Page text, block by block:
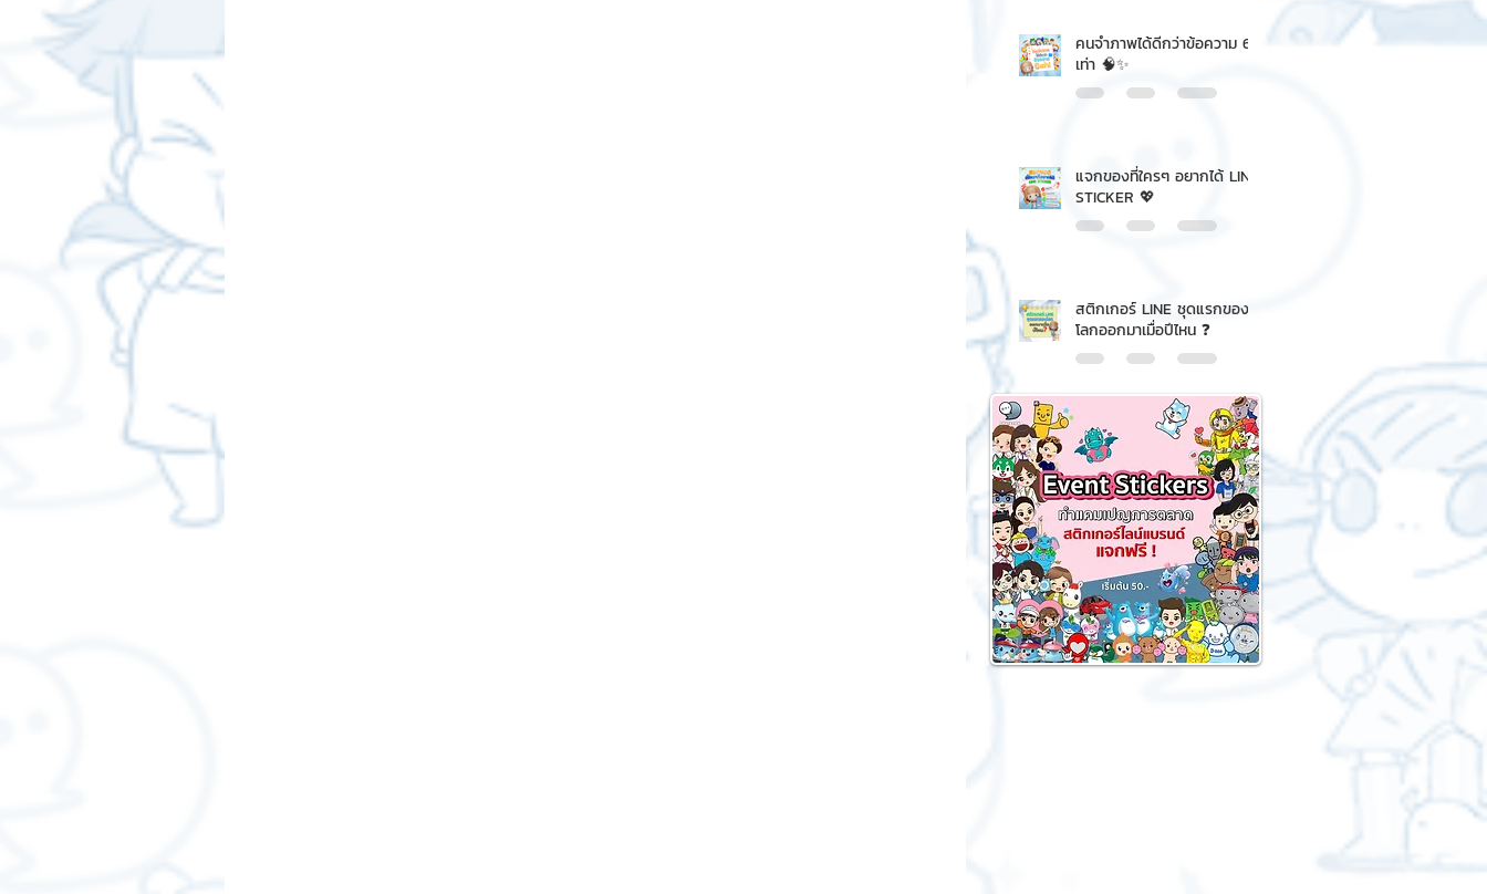
คนจำภาพได้ดีกว่าข้อความ 6
เท่า 🧠✨
แจกของที่ใครๆ อยากได้ LINE
STICKER 💖
สติกเกอร์ LINE ชุดแรกของ
โลกออกมาเมื่อปีไหน ❓